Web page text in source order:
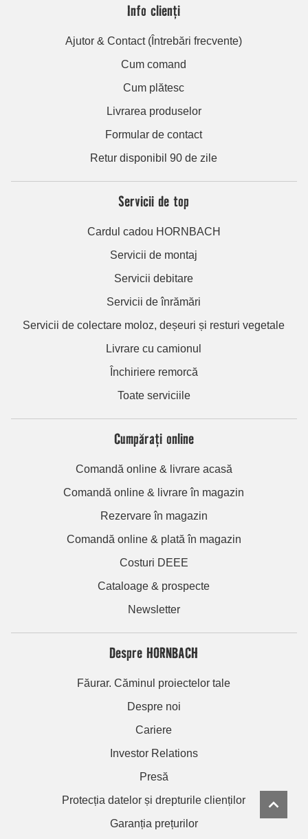
Info clienți
Ajutor & Contact (Întrebări frecvente)
Cum comand
Cum plătesc
Livrarea produselor
Formular de contact
Retur disponibil 90 de zile
Servicii de top
Cardul cadou HORNBACH
Servicii de montaj
Servicii debitare
Servicii de înrămări
Servicii de colectare moloz, deșeuri și resturi vegetale
Livrare cu camionul
Închiriere remorcă
Toate serviciile
Cumpărați online
Comandă online & livrare acasă
Comandă online & livrare în magazin
Rezervare în magazin
Comandă online & plată în magazin
Costuri DEEE
Cataloage & prospecte
Newsletter
Despre HORNBACH
Făurar. Căminul proiectelor tale
Despre noi
Cariere
Investor Relations
Presă
Protecția datelor și drepturile clienților
Garanția prețurilor